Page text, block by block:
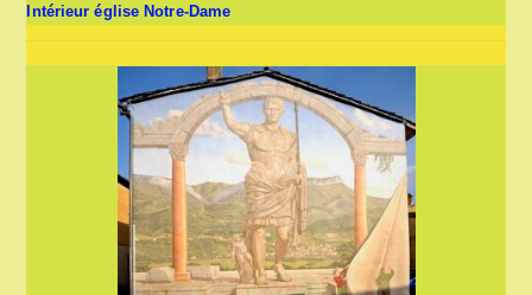
Intérieur église Notre-Dame